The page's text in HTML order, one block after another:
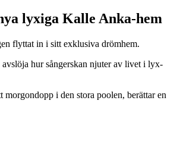
lyxiga Kalle Anka-hem
flyttat in i sitt exklusiva drömhem.
avslöja hur sångerskan njuter av livet i lyx-
morgondopp i den stora poolen, berättar en